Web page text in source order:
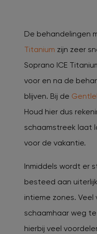
De behandelingen
Titanium zijn zeer
Soprano ICE
voor en na de
blijven. Bij de
Houd hier dus
schaamstreek laat
voor de vakantie.
Inmiddels wordt er
besteed aan
intieme zones. Veel
schaamhaar weg
hierbij veel